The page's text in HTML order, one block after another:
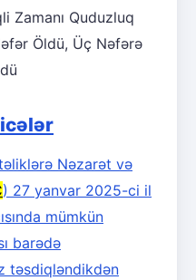
Zamanı Quduzluq
Öldü, Üç Nəfərə
Nəzarət və
) 27 yanvar 2025-ci il
mümkün
barədə
təsdiqləndikdən